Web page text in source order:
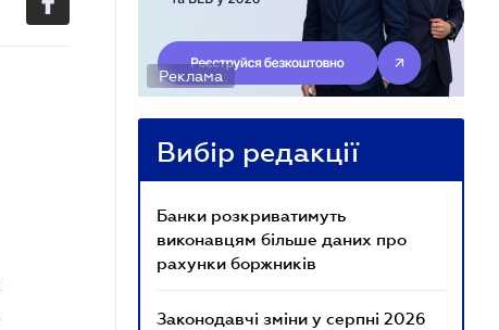
Реклама
Вибір редакції
Банки розкриватимуть
виконавцям більше даних про
рахунки боржників
Законодавчі зміни у серпні 2026